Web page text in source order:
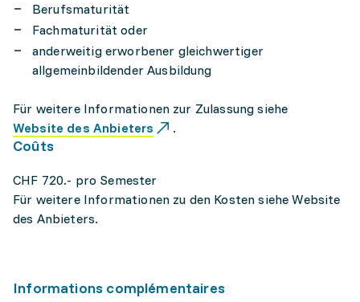
Berufsmaturität
Fachmaturität oder
anderweitig erworbener gleichwertiger
allgemeinbildender Ausbildung
Für weitere Informationen zur Zulassung siehe
Website des Anbieters
.
Coûts
CHF 720.- pro Semester
Für weitere Informationen zu den Kosten siehe Website
des Anbieters.
Informations complémentaires